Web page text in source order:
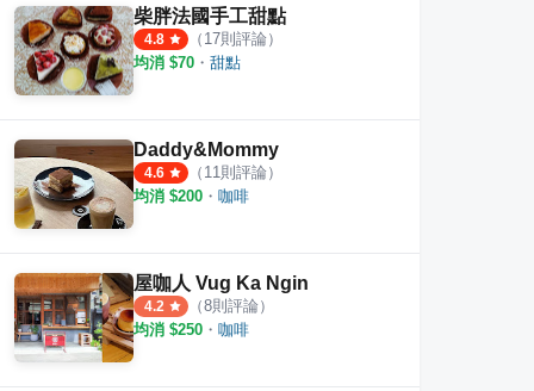
柴胖法國手工甜點
4.8 （ 17則評論）
均消 $70 ・ 甜點
Daddy&Mommy
4.6 （ 11 則評論）
均消 $200 ・ 咖啡
屋咖人 Vug Ka Ngin
4.2 （8則評論）
均消 $250 ・ 咖啡